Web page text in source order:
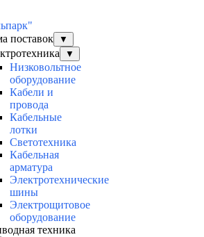
поставок
▼
▼
Низковольтное
оборудование
Кабели и
провода
Кабельные
лотки
Светотехника
Кабельная
арматура
Электротехнические
шины
Электрощитовое
оборудование
техника